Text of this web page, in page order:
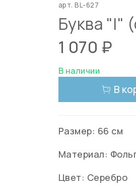
арт.BL-627
Буква "I"
1 070 ₽
В наличии
В
Размер: 66 см
Материал:
Цвет: Серебро